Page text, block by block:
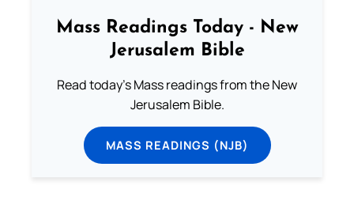
Mass Readings Today - New
Jerusalem Bible
Read today's Mass readings from the New
Jerusalem Bible.
MASS READINGS (NJB)